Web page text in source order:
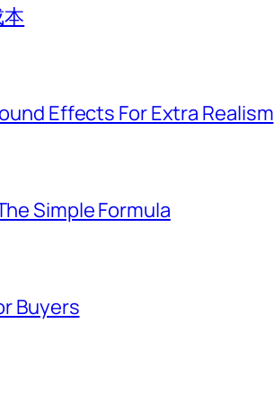
Effects For Extra Realism
Simple Formula
Buyers